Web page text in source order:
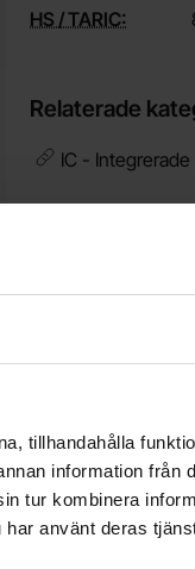
tillhandahålla
information från
tur kombinera
använt deras
HS / TARIC:
Relaterade
IC -
direkt till min inkorg!
enkelt när du vill.